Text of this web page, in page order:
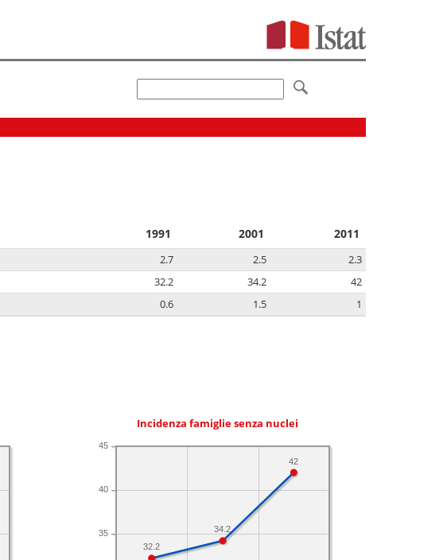
1991 2001 2011
2.7 2.5
2.3
32.2 34.2
42
0.6 1.5 1
Incidenza famiglie senza nuclei
35
40
45
42
34.2
32.2